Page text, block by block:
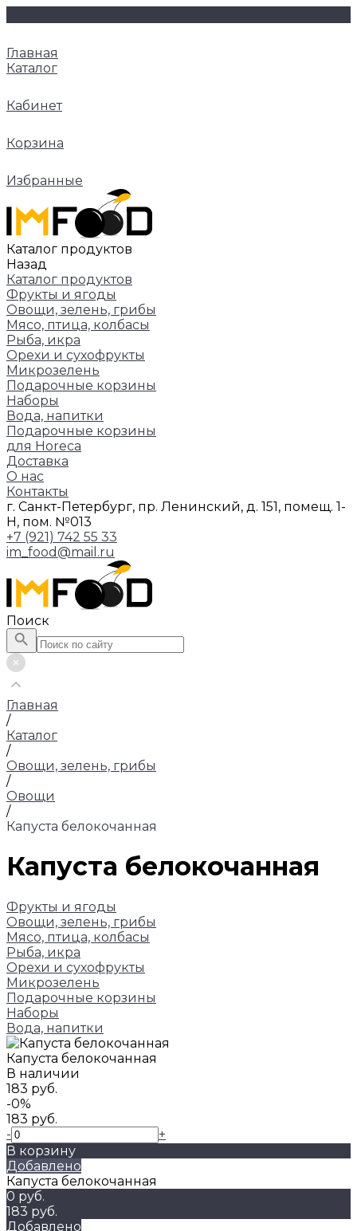
Главная
Каталог
Кабинет
Корзина
Избранные
Каталог продуктов
Назад
Каталог продуктов
Фрукты и ягоды
Овощи, зелень, грибы
Мясо, птица, колбасы
Рыба, икра
Орехи и сухофрукты
Микрозелень
Подарочные корзины
Наборы
Вода, напитки
Подарочные корзины
для Horeca
Доставка
О нас
Контакты
г. Санкт-Петербург, пр. Ленинский, д. 151, помещ. 1-
Н, пом. №013
+7 (921) 742 55 33
im_food@mail.ru
Поиск
Главная
/
Каталог
/
Овощи, зелень, грибы
/
Овощи
/
Капуста белокочанная
Капуста белокочанная
Фрукты и ягоды
Овощи, зелень, грибы
Мясо, птица, колбасы
Рыба, икра
Орехи и сухофрукты
Микрозелень
Подарочные корзины
Наборы
Вода, напитки
Капуста белокочанная
В наличии
183 руб.
-0%
183 руб.
-
+
В корзину
Добавлено
Капуста белокочанная
0 руб.
183 руб.
Добавлено